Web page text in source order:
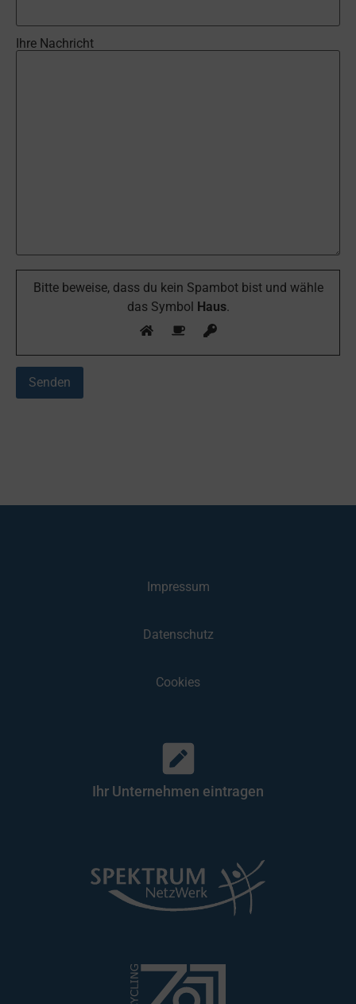
Ihre Nachricht
Bitte beweise, dass du kein Spambot bist und wähle
das Symbol Haus.
Impressum
Datenschutz
Cookies
Ihr Unternehmen eintragen